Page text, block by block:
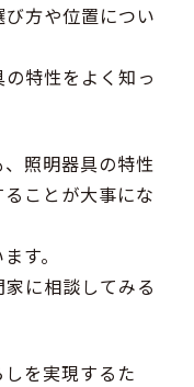
方や位置につい
特性をよく知っ
照明器具の特性
ことが大事にな
す。
に相談してみる
を実現するた